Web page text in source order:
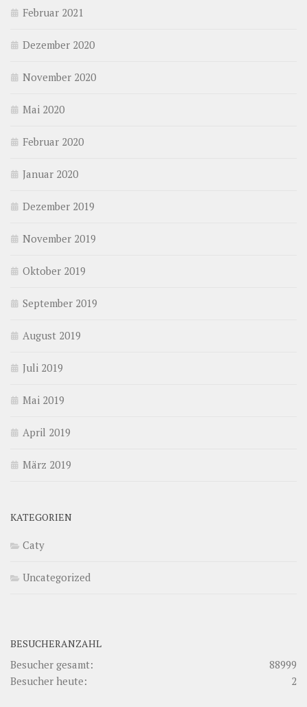
Februar 2021
Dezember 2020
November 2020
Mai 2020
Februar 2020
Januar 2020
Dezember 2019
November 2019
Oktober 2019
September 2019
August 2019
Juli 2019
Mai 2019
April 2019
März 2019
KATEGORIEN
Caty
Uncategorized
BESUCHERANZAHL
88999
Besucher gesamt:
2
Besucher heute: